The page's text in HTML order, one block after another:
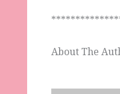
About The